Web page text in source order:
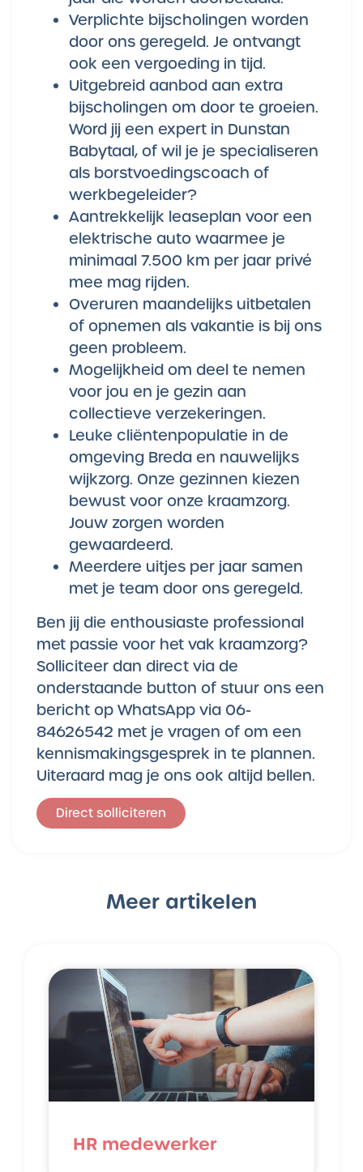
Verplichte bijscholingen worden
door ons geregeld. Je ontvangt
ook een vergoeding in tijd.
Uitgebreid aanbod aan extra
bijscholingen om door te groeien.
Word jij een expert in Dunstan
Babytaal, of wil je je specialiseren
als borstvoedingscoach of
werkbegeleider?
Aantrekkelijk leaseplan voor een
elektrische auto waarmee je
minimaal 7.500 km per jaar privé
mee mag rijden.
Overuren maandelijks uitbetalen
of opnemen als vakantie is bij ons
geen probleem.
Mogelijkheid om deel te nemen
voor jou en je gezin aan
collectieve verzekeringen.
Leuke cliëntenpopulatie in de
omgeving Breda en nauwelijks
wijkzorg. Onze gezinnen kiezen
bewust voor onze kraamzorg.
Jouw zorgen worden
gewaardeerd.
Meerdere uitjes per jaar samen
met je team door ons geregeld.
Ben jij die enthousiaste professional
met passie voor het vak kraamzorg?
Solliciteer dan direct via de
onderstaande button of stuur ons een
bericht op WhatsApp via 06-
84626542 met je vragen of om een
kennismakingsgesprek in te plannen.
Uiteraard mag je ons ook altijd bellen.
Direct solliciteren
Meer artikelen
HR medewerker